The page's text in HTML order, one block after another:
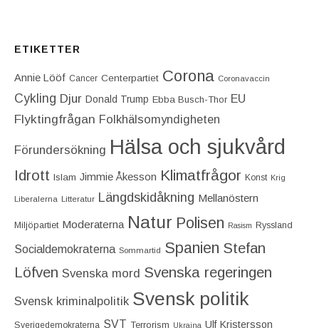
ETIKETTER
Annie Lööf Cancer Centerpartiet‎ Corona Coronavaccin
Cykling Djur Donald Trump Ebba Busch-Thor EU
Flyktingfrågan Folkhälsomyndigheten
Förundersökning Hälsa och sjukvård
Idrott Islam Jimmie Åkesson Klimatfrågor Konst Krig
Liberalerna Litteratur Längdskidåkning Mellanöstern
Miljöpartiet Moderaterna Natur Polisen Rasism Ryssland
Socialdemokraterna Sommartid Spanien Stefan
Löfven Svenska mord Svenska regeringen
Svensk kriminalpolitik Svensk politik
Sverigedemokraterna SVT Terrorism Ukraina Ulf Kristersson